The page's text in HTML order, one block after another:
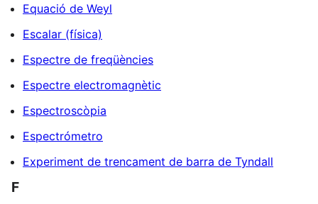
Equació de Weyl
Escalar (física)
Espectre de freqüències
Espectre electromagnètic
Espectroscòpia
Espectrómetro
Experiment de trencament de barra de Tyndall
F